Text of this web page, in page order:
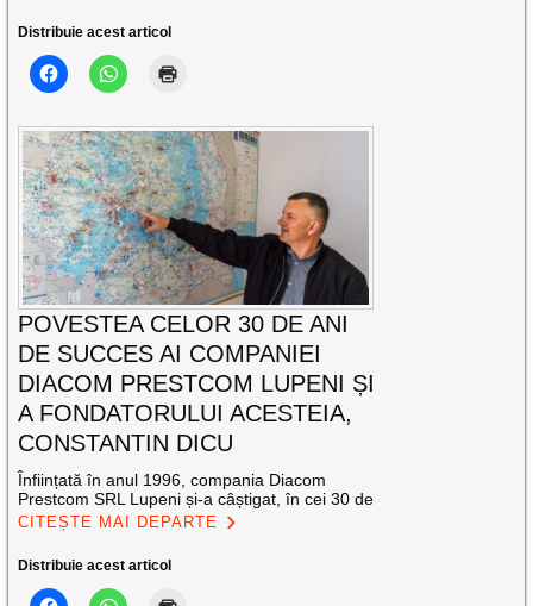
Distribuie acest articol
POVESTEA CELOR 30 DE ANI
DE SUCCES AI COMPANIEI
DIACOM PRESTCOM LUPENI ȘI
A FONDATORULUI ACESTEIA,
CONSTANTIN DICU
Înființată în anul 1996, compania Diacom
Prestcom SRL Lupeni și-a câștigat, în cei 30 de
CITEȘTE MAI DEPARTE
Distribuie acest articol